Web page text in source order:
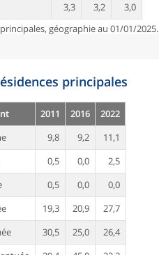
3,3 3,2
3,0
géographie au 01/01/2025.
principales
2011 2016
2022
9,8 9,2
11,1
0,5 0,0
2,5
0,5 0,0
0,0
19,3 20,9
27,7
30,5 25,0
26,4